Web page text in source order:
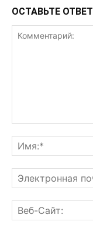
ОСТАВЬТЕ ОТВЕТ